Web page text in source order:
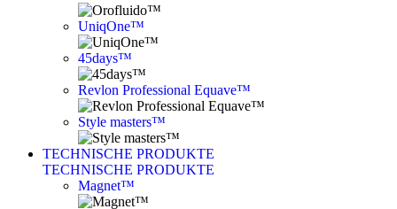
UniqOne™
45days™
Revlon Professional Equave™
Style masters™
TECHNISCHE PRODUKTE
TECHNISCHE PRODUKTE
Magnet™